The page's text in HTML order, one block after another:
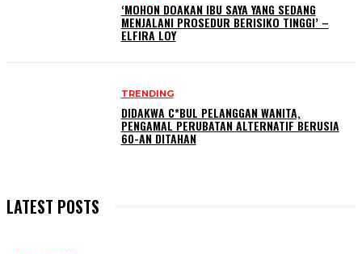
‘MOHON DOAKAN IBU SAYA YANG SEDANG
MENJALANI PROSEDUR BERISIKO TINGGI’ –
ELFIRA LOY
TRENDING
DIDAKWA C*BUL PELANGGAN WANITA,
PENGAMAL PERUBATAN ALTERNATIF BERUSIA
60-AN DITAHAN
LATEST POSTS